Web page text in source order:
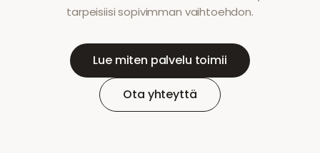
tarpeisiisi sopivimman vaihtoehdon.
Lue miten palvelu toimii
Ota yhteyttä